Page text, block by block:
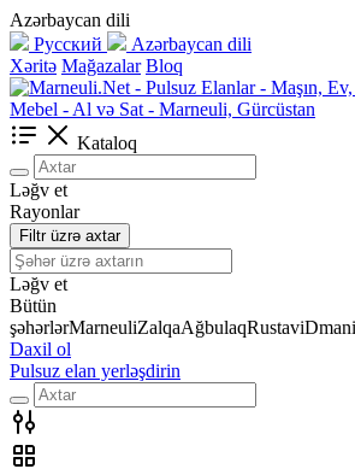
Azərbaycan dili
Русский
Azərbaycan dili
Xəritə Mağazalar Bloq
Kataloq
Ləğv et
Rayonlar
Filtr üzrə axtar
Ləğv et
Bütün
şəhərlərMarneuliZalqaAğbulaqRustavi
Daxil ol
Pulsuz elan yerləşdirin